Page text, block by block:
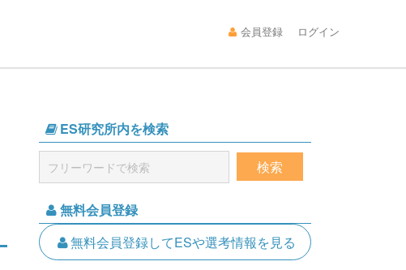
会員登録 ログイン
ES研究所内を検索
無料会員登録
無料会員登録してESや選考情報を見る